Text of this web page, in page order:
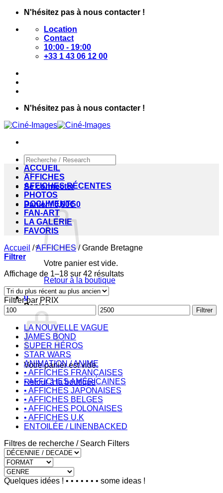
Passer
contenu
N'hésitez pas à nous contacter !
Location
Contact
10:00 - 19:00
+33 1 43 06 12 00
N'hésitez pas à nous contacter !
Recherche
pour :
Se connecter
Panier /0,00€ 0
Votre panier est vide.
Retour à la boutique
0
Panier
Votre panier est vide.
Retour à la boutique
ACCUEIL
AFFICHES
AFFICHES RÉCENTES
PHOTOS
DOCUMENTS
FAN-ART
LA GALERIE
FAVORIS
Accueil /AFFICHES /Grande Bretagne
Filtrer
Affichage de 1–18 sur 42 résultatsTrié
plus
Filtrer par PRIX
Prix
min
Prix
max
Filtrer
LA NOUVELLE VAGUE
JAMES BOND
SUPER HÉROS
STAR WARS
ANIMATION / ANIME
• AFFICHES FRANÇAISES
• AFFICHES AMÉRICAINES
• AFFICHES JAPONAISES
• AFFICHES BELGES
• AFFICHES POLONAISES
• AFFICHES U.K
ENTOILÉE / LINENBACKED
Filtres de recherche / Search Filters
Quelques idées ! • • • • • • • some ideas !